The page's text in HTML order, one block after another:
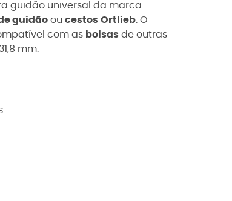
guidão universal da marca
guidão ou cestos Ortlieb . O
com as bolsas de outras
mm.